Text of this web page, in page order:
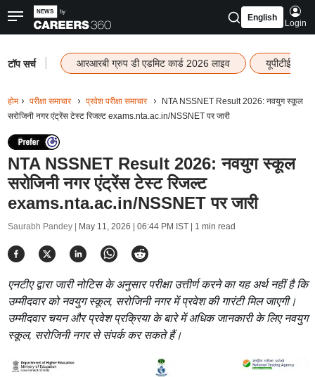
English
Login
टॉप सर्च आरआरबी ग्रुप डी एडमिट कार्ड 2026 लाइव यूपीटीईटी
होम परीक्षा समाचार प्रवेश परीक्षा समाचार
NTA NSSNET Result 2026: नवयुग स्कूल
सरोजिनी नगर एंट्रेंस टेस्ट रिजल्ट exams.nta.ac.in/NSSNET पर जारी
NTA NSSNET Result 2026: नवयुग स्कूल
सरोजिनी नगर एंट्रेंस टेस्ट रिजल्ट
exams.nta.ac.in/NSSNET पर जारी
Saurabh Pandey | May 11, 2026 | 06:44 PM IST| 1 min read
एनटीए द्वारा जारी नोटिस के अनुसार परीक्षा उत्तीर्ण करने का यह अर्थ नहीं है कि
उम्मीदवार को नवयुग स्कूल, सरोजिनी नगर में प्रवेश की गारंटी मिल जाएगी।
उम्मीदवार चयन और प्रवेश प्रक्रिया के बारे में अधिक जानकारी के लिए नवयुग
स्कूल, सरोजिनी नगर से संपर्क कर सकते हैं।